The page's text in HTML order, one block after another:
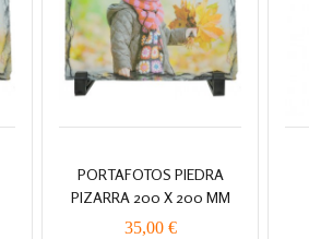
PORTAFOTOS PIEDRA
PIZARRA 200 X 200 MM
35,00 €